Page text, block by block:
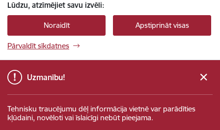
Lūdzu, atzīmējiet savu izvēli:
Noraidīt Apstiprināt visas
Pārvaldīt sīkdatnes
Uzmanību!
Tehnisku traucējumu dēļ informācija vietnē var parādīties
kļūdaini, novēloti vai īslaicīgi nebūt pieejama.